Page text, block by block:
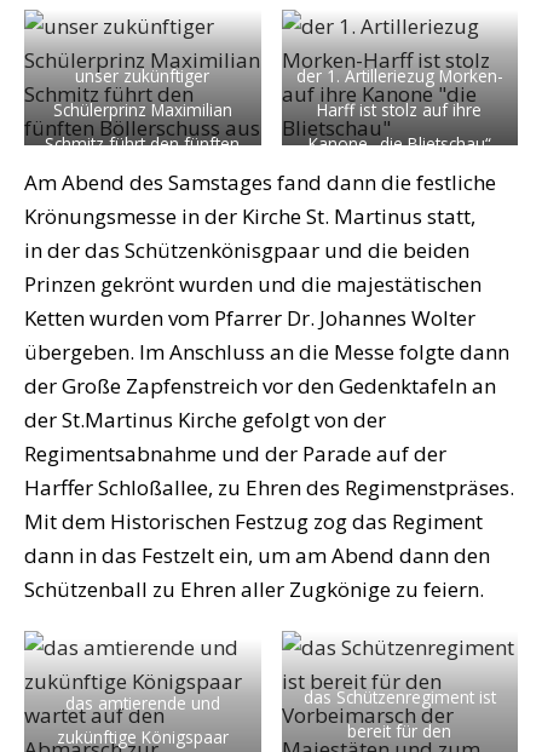
aus
unser zukünftiger
Schülerprinz Maximilian
Schmitz führt den fünften
Böllerschuss aus
der 1. Artilleriezug Morken-
Harff ist stolz auf ihre
Kanone „die Blietschau“
Am Abend des Samstages fand dann die festliche
Krönungsmesse in der Kirche St. Martinus statt,
in der das Schützenkönisgpaar und die beiden
Prinzen gekrönt wurden und die majestätischen
Ketten wurden vom Pfarrer Dr. Johannes Wolter
übergeben. Im Anschluss an die Messe folgte dann
der Große Zapfenstreich vor den Gedenktafeln an
der St.Martinus Kirche gefolgt von der
Regimentsabnahme und der Parade auf der
Harffer Schloßallee, zu Ehren des Regimenstpräses.
Mit dem Historischen Festzug zog das Regiment
dann in das Festzelt ein, um am Abend dann den
Schützenball zu Ehren aller Zugkönige zu feiern.
das amtierende und
zukünftige Königspaar
das Schützenregiment ist
bereit für den